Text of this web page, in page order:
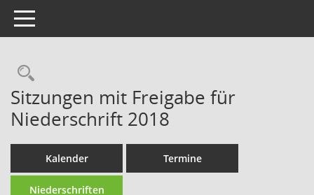
Toggle navigation
Rechercheauswahl
Sitzungen mit Freigabe für
Niederschrift 2018
Kalender Termine
Niederschriften